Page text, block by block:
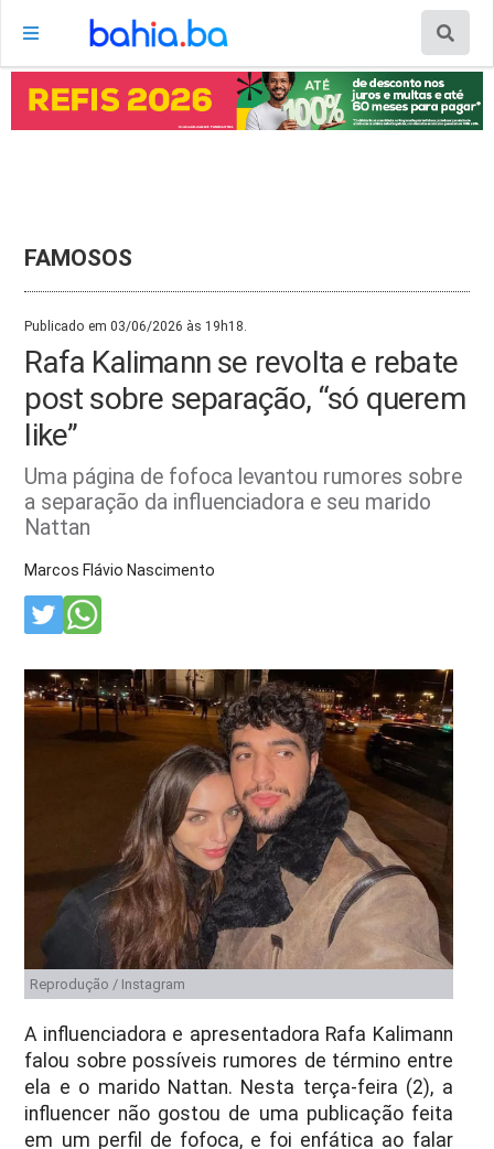
FAMOSOS
Publicado em 03/06/2026 às 19h18.
Rafa Kalimann se revolta e rebate
post sobre separação, “só querem
like”
Uma página de fofoca levantou rumores sobre
a separação da influenciadora e seu marido
Nattan
Marcos Flávio Nascimento
Reprodução / Instagram
A influenciadora e apresentadora Rafa Kalimann
falou sobre possíveis rumores de término entre
ela e o marido Nattan. Nesta terça-feira (2), a
influencer não gostou de uma publicação feita
em um perfil de fofoca, e foi enfática ao falar